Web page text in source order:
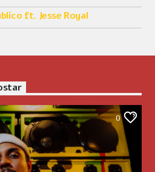
ft. Jesse Royal
0